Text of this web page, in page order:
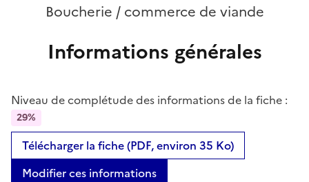
Boucherie / commerce de viande
Informations générales
Niveau de complétude des informations de la fiche :
29%
Télécharger la fiche (PDF, environ 35 Ko)
Modifier ces informations